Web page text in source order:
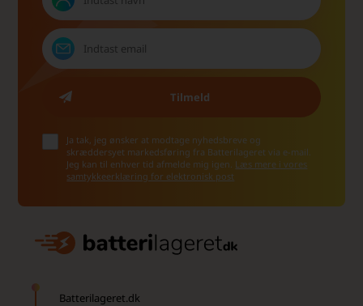
Ja tak, jeg ønsker at modtage nyhedsbreve og
skræddersyet markedsføring fra Batterilageret via e-mail.
Jeg kan til enhver tid afmelde mig igen. Læs mere i vores
samtykkeerklæring for elektronisk post
Batterilageret.dk